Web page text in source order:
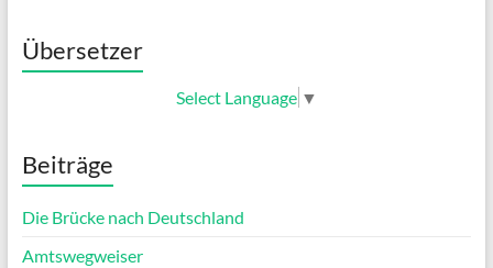
Übersetzer
Select Language ▼
Beiträge
Die Brücke nach Deutschland
Amtswegweiser